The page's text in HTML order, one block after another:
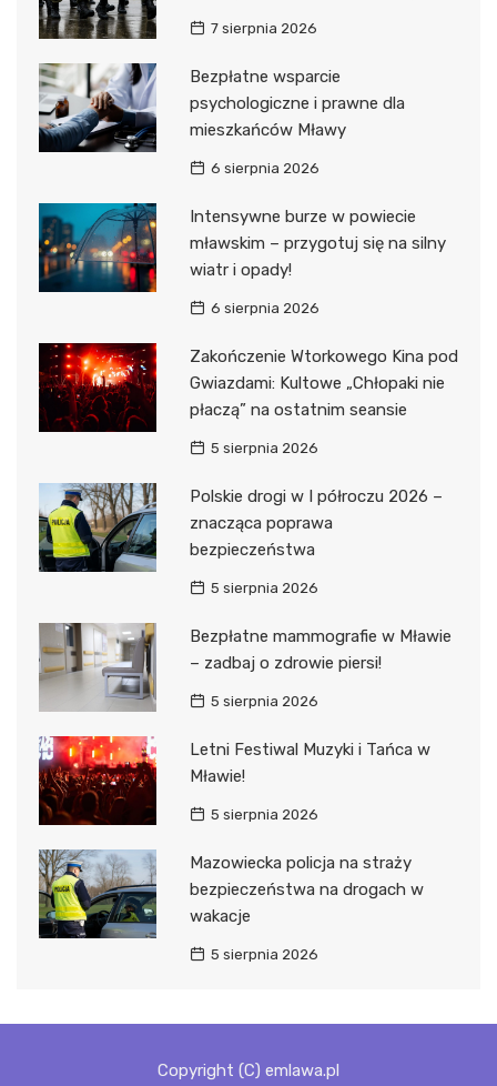
7 sierpnia 2026
Bezpłatne wsparcie
psychologiczne i prawne dla
mieszkańców Mławy
6 sierpnia 2026
Intensywne burze w powiecie
mławskim – przygotuj się na silny
wiatr i opady!
6 sierpnia 2026
Zakończenie Wtorkowego Kina pod
Gwiazdami: Kultowe „Chłopaki nie
płaczą” na ostatnim seansie
5 sierpnia 2026
Polskie drogi w I półroczu 2026 –
znacząca poprawa
bezpieczeństwa
5 sierpnia 2026
Bezpłatne mammografie w Mławie
– zadbaj o zdrowie piersi!
5 sierpnia 2026
Letni Festiwal Muzyki i Tańca w
Mławie!
5 sierpnia 2026
Mazowiecka policja na straży
bezpieczeństwa na drogach w
wakacje
5 sierpnia 2026
Copyright (C) emlawa.pl